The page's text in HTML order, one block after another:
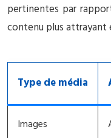
pertinentes par
contenu plus attrayant
Type de média
Images